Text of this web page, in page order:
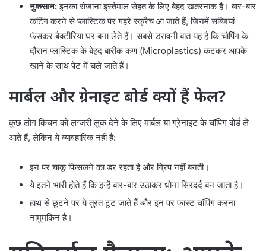
नुकसान:इनका रोजाना इस्तेमाल सेहत के लिए बेहद खतरनाक है। बार-बार
कटिंग करने से प्लास्टिक पर गहरे स्क्रैच आ जाते हैं, जिनमें सब्जियां
फंसकर बैक्टीरिया घर बना लेते हैं। सबसे डरावनी बात यह है कि चॉपिंग के
दौरान प्लास्टिक के बेहद बारीक कण (Microplastics) कटकर आपके
खाने के साथ पेट में चले जाते हैं।
मार्बल और ग्रेनाइट बोर्ड क्यों हैं फेल?
कुछ लोग किचन को लग्जरी लुक देने के लिए मार्बल या ग्रेनाइट के चॉपिंग बोर्ड ले
आते हैं, लेकिन ये व्यावहारिक नहीं हैं:
इन पर चाकू फिसलने का डर रहता है और ग्रिप नहीं बनती।
ये इतने भारी होते हैं कि इन्हें बार-बार उठाकर धोना सिरदर्द बन जाता है।
हाथ से छूटने पर ये तुरंत टूट जाते हैं और इन पर फास्ट चॉपिंग करना
नामुमकिन है।